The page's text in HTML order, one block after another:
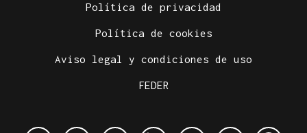
Política de privacidad
Política de cookies
Aviso legal y condiciones de uso
FEDER